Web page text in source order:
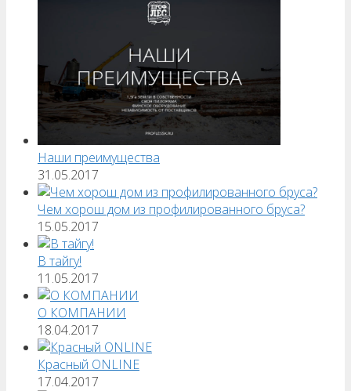
Наши преимущества
31.05.2017
Чем хорош дом из профилированного бруса?
15.05.2017
В тайгу!
11.05.2017
О КОМПАНИИ
18.04.2017
Красный ONLINE
17.04.2017